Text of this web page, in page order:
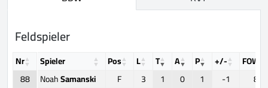
Feldspieler
Nr Spieler Pos L T A P +/-
FOW
88
NoahSamanski F 3 1 0 1 -1
8